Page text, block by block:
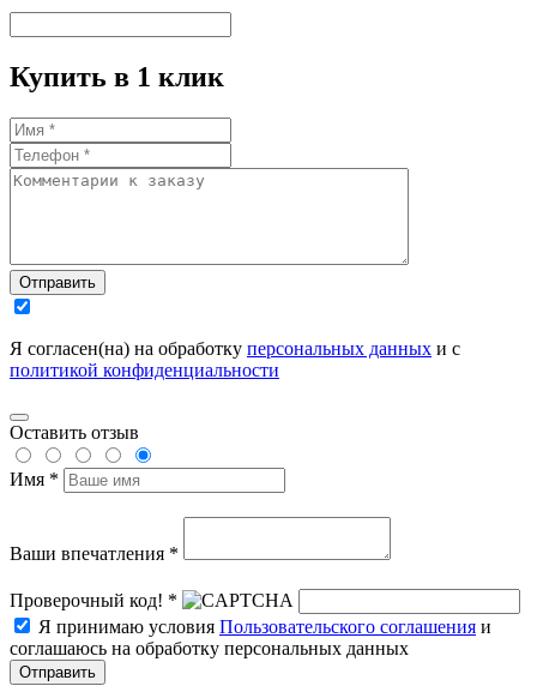
Купить в 1 клик
Отправить
Я согласен(на) на обработку персональных данных и с
политикой конфиденциальности
Оставить отзыв
Имя *
Ваши впечатления *
Проверочный код! *
Я принимаю условия Пользовательского соглашения и
соглашаюсь на обработку персональных данных
Отправить